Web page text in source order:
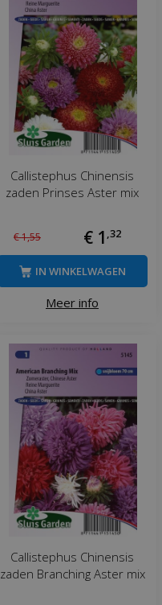
Callistephus Chinensis
zaden Prinses Aster mix
€1,55 € 1 ,32
Meer info
IN WINKELWAGEN
Callistephus Chinensis
zaden Branching Aster mix